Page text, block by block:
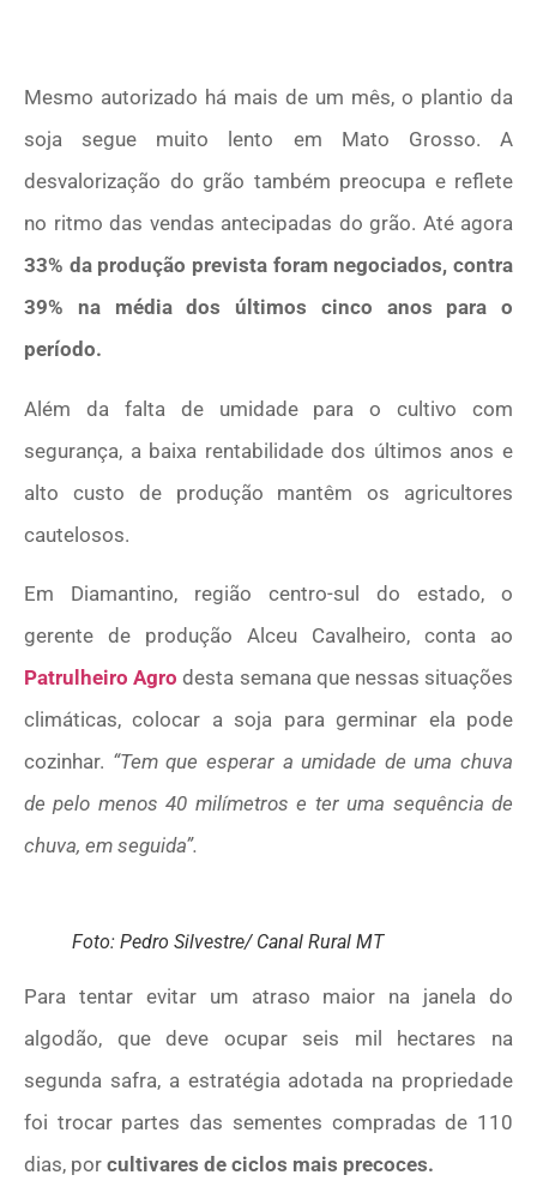
Mesmo autorizado há mais de um mês, o plantio da
soja segue muito lento em Mato Grosso. A
desvalorização do grão também preocupa e reflete
no ritmo das vendas antecipadas do grão. Até agora
33% da produção prevista foram negociados, contra
39% na média dos últimos cinco anos para o
período.
Além da falta de umidade para o cultivo com
segurança, a baixa rentabilidade dos últimos anos e
alto custo de produção mantêm os agricultores
cautelosos.
Em Diamantino, região centro-sul do estado, o
gerente de produção Alceu Cavalheiro, conta ao
Patrulheiro Agro desta semana que nessas situações
climáticas, colocar a soja para germinar ela pode
cozinhar. “Tem que esperar a umidade de uma chuva
de pelo menos 40 milímetros e ter uma sequência de
chuva, em seguida”.
Foto: Pedro Silvestre/ Canal Rural MT
Para tentar evitar um atraso maior na janela do
algodão, que deve ocupar seis mil hectares na
segunda safra, a estratégia adotada na propriedade
foi trocar partes das sementes compradas de 110
dias, por cultivares de ciclos mais precoces.